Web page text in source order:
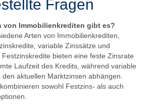
Fragen
von Immobilienkrediten gibt es?
Arten von Immobilienkrediten,
variable Zinssätze und
Festzinskredite bieten eine feste Zinsrate
Laufzeit des Kredits, während variable
den aktuellen Marktzinsen abhängen.
sowohl Festzins- als auch